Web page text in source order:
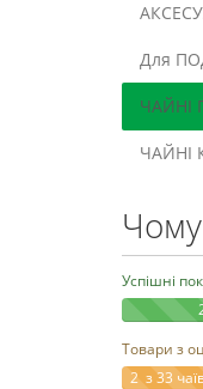
Для
ЧАЙНІ
ЧАЙНІ
Чому
Успішні
Товари з
2 з 33